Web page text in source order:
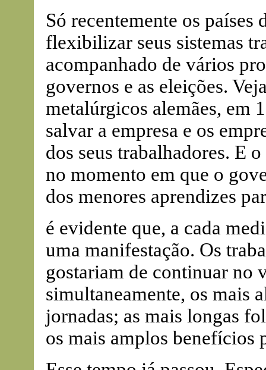
Só recentemente os países
flexibilizar seus sistemas
acompanhado de vários
governos e as eleições.
metalúrgicos alemães, em
salvar a empresa e os
dos seus trabalhadores. E
no momento em que o
dos menores aprendizes
é evidente que, a cada
uma manifestação. Os
gostariam de continuar no
simultaneamente, os mais
jornadas; as mais longas
os mais amplos benefícios